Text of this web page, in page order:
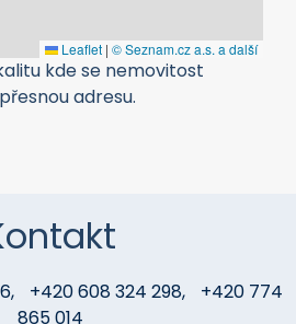
Leaflet | © Seznam.cz a.s. a další
kde se nemovitost
adresu.
, +420 608 324 298,
+420 774
865 014